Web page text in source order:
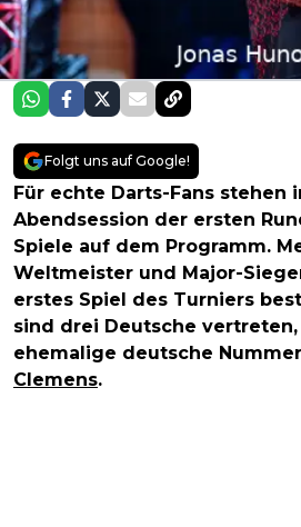
Folgt uns auf Google!
Für echte Darts-Fans stehen
Abendsession der ersten
Spiele auf dem Programm.
Weltmeister und Major-
erstes Spiel des Turniers
sind drei Deutsche
ehemalige deutsche
Clemens.